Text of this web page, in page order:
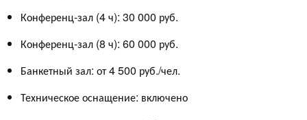
Конференц-зал (4 ч): 30 000 руб.
Конференц-зал (8 ч): 60 000 руб.
Банкетный зал: от 4 500 руб./чел.
Техническое оснащение: включено